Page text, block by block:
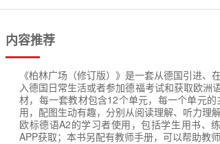
内容推荐
《柏林广场（修订版）》是一套从德国引进
入德国日常生活或者参加德福考试和获取欧
材，每一套教材包含12个单元，每一个单元
用，配图生动有趣，分别从阅读理解、听力理
欧标德语A2的学习者使用，包括学生用书、
APP获取；本书另配有教师手册，可以帮助教师